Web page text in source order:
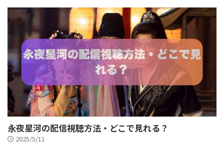
永夜星河の配信視聴方法・どこで見れる？
2025/5/11